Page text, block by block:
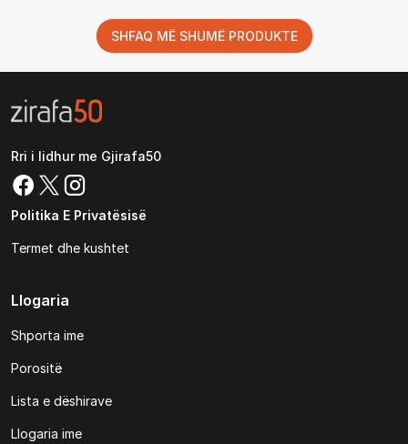
SHFAQ MË SHUMË PRODUKTE
Rri i lidhur me Gjirafa50
Politika E Privatësisë
Termet dhe kushtet
Llogaria
Shporta ime
Porositë
Lista e dëshirave
Llogaria ime